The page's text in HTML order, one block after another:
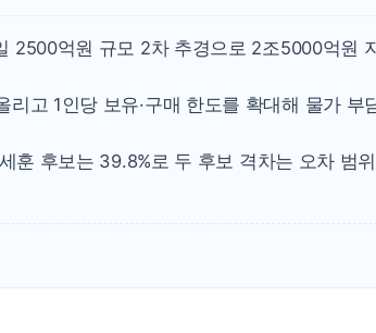
경찰, '홍명보 감
삼성전자, FMS
LX하우시스 "역
일 안 하고 '초과
2500억원 규모 2차 추경으로 2조5000억원
고 1인당 보유·구매 한도를 확대해 물가 부
훈 후보는 39.8%로 두 후보 격차는 오차 범위